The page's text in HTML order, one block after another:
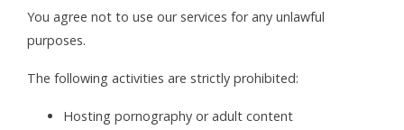
You agree not to use our services for any unlawful
purposes.
The following activities are strictly prohibited:
Hosting pornography or adult content